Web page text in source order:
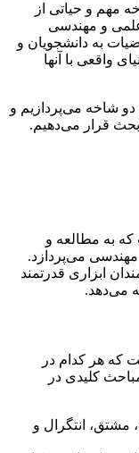
مهم و حیاتی از
و مهندسی
به دانشجویان و
واقعی با آنها
شاخه می‌پردازیم و
بحث قرار می‌دهیم.
به مطالعه و
مهندسی می‌پردازد.
ابزاری قدرتمند
می‌دهد.
که هر کدام در
کلیدی در
مشتق، انتگرال و